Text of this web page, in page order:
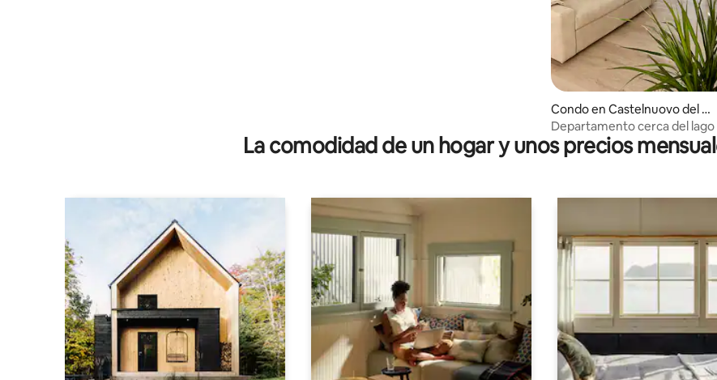
Condo en Castelnuovo del G
arda
Departamento cerca del lago
Gardaland
La comodidad de un hogar y unos precios